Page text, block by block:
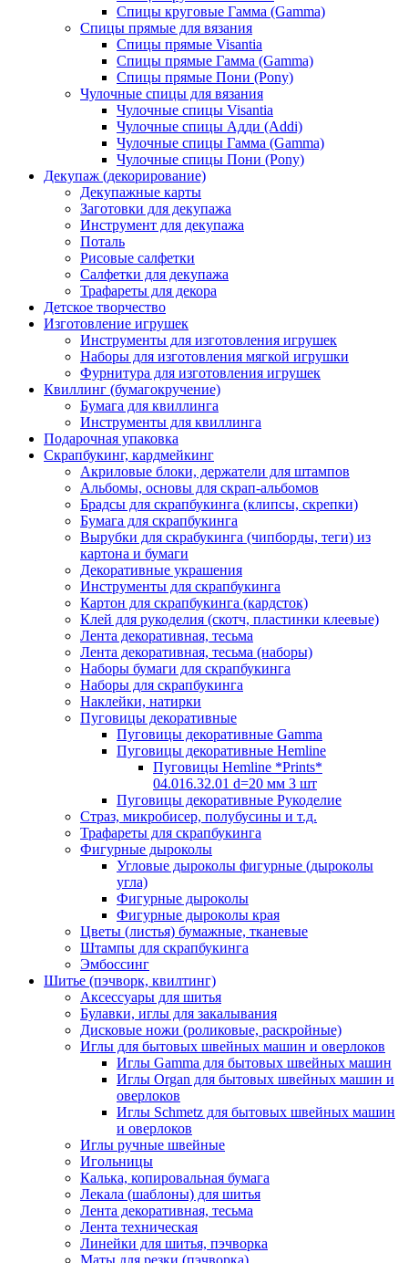
Спицы круговые Гамма (Gamma)
Спицы прямые для вязания
Спицы прямые Visantia
Спицы прямые Гамма (Gamma)
Спицы прямые Пони (Pony)
Чулочные спицы для вязания
Чулочные спицы Visantia
Чулочные спицы Адди (Addi)
Чулочные спицы Гамма (Gamma)
Чулочные спицы Пони (Pony)
Декупаж (декорирование)
Декупажные карты
Заготовки для декупажа
Инструмент для декупажа
Поталь
Рисовые салфетки
Салфетки для декупажа
Трафареты для декора
Детское творчество
Изготовление игрушек
Инструменты для изготовления игрушек
Наборы для изготовления мягкой игрушки
Фурнитура для изготовления игрушек
Квиллинг (бумагокручение)
Бумага для квиллинга
Инструменты для квиллинга
Подарочная упаковка
Скрапбукинг, кардмейкинг
Акриловые блоки, держатели для штампов
Альбомы, основы для скрап-альбомов
Брадсы для скрапбукинга (клипсы, скрепки)
Бумага для скрапбукинга
Вырубки для скрабукинга (чипборды, теги) из
картона и бумаги
Декоративные украшения
Инструменты для скрапбукинга
Картон для скрапбукинга (кардсток)
Клей для рукоделия (скотч, пластинки клеевые)
Лента декоративная, тесьма
Лента декоративная, тесьма (наборы)
Наборы бумаги для скрапбукинга
Наборы для скрапбукинга
Наклейки, натирки
Пуговицы декоративные
Пуговицы декоративные Gamma
Пуговицы декоративные Hemline
Пуговицы Hemline *Prints*
04.016.32.01 d=20 мм 3 шт
Пуговицы декоративные Рукоделие
Страз, микробисер, полубусины и т.д.
Трафареты для скрапбукинга
Фигурные дыроколы
Угловые дыроколы фигурные (дыроколы
угла)
Фигурные дыроколы
Фигурные дыроколы края
Цветы (листья) бумажные, тканевые
Штампы для скрапбукинга
Эмбоссинг
Шитье (пэчворк, квилтинг)
Аксессуары для шитья
Булавки, иглы для закалывания
Дисковые ножи (роликовые, раскройные)
Иглы для бытовых швейных машин и оверлоков
Иглы Gamma для бытовых швейных машин
Иглы Organ для бытовых швейных машин и
оверлоков
Иглы Schmetz для бытовых швейных машин
и оверлоков
Иглы ручные швейные
Игольницы
Калька, копировальная бумага
Лекала (шаблоны) для шитья
Лента декоративная, тесьма
Лента техническая
Линейки для шитья, пэчворка
Маты для резки (пэчворка)